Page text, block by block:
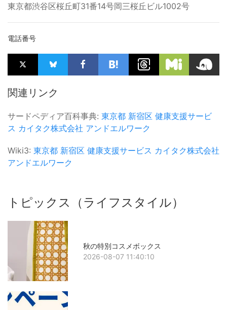
東京都渋谷区桜丘町31番14号岡三桜丘ビル1002号
電話番号
関連リンク
サードペディア百科事典: 東京都 新宿区 健康支援サービ
ス カイタク株式会社 アンドエルワーク
Wiki3: 東京都 新宿区 健康支援サービス カイタク株式会社
アンドエルワーク
トピックス（ライフスタイル）
秋の特別コスメボックス
2026-08-07 11:40:10